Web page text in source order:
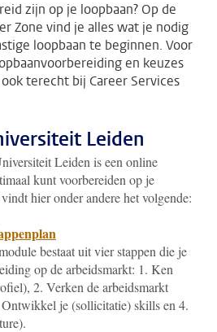
zijn op je loopbaan? Op de
Zone vind je alles wat je nodig
loopbaan te beginnen. Voor
en keuzes
terecht bij Career Services
Leiden
Leiden is een online
kunt voorbereiden op je
hier onder andere het volgende:
bestaat uit vier stappen die je
op de arbeidsmarkt: 1. Ken
2. Verken de arbeidsmarkt
je (sollicitatie) skills en 4.